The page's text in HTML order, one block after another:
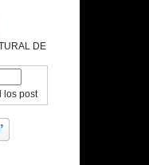
DE
los post